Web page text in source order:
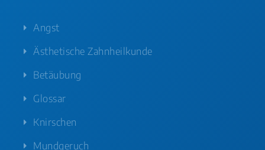
Angst
Ästhetische Zahnheilkunde
Betäubung
Glossar
Knirschen
Mundgeruch